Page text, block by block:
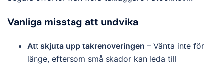
Vanliga misstag att undvika
Att skjuta upp takrenoveringen – Vänta inte för
länge, eftersom små skador kan leda till